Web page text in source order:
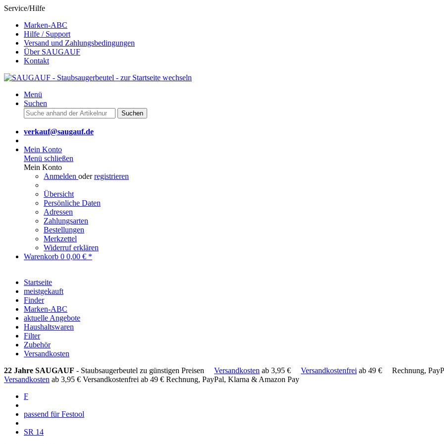
Service/Hilfe
Marken-ABC
Hilfe / Support
Versand und Zahlungsbedingungen
Über SAUGAUF
Kontakt
Menü
Suchen
Suchen
verkauf@saugauf.de
Mein Konto
Menü schließen
Mein Konto
Anmelden oderregistrieren
Übersicht
Persönliche Daten
Adressen
Zahlungsarten
Bestellungen
Merkzettel
Widerruf erklären
Warenkorb 0 0,00 € *
Startseite
meistgekauft
Finder
Marken-ABC
aktuelle Angebote
Haushaltswaren
Filter
Zubehör
Versandkosten
22 Jahre SAUGAUF - Staubsaugerbeutel zu günstigen Preisen Versandkosten ab 3,95 € Versandkostenfrei ab 49 €
Rechnung,
Versandkosten ab 3,95 € Versandkostenfrei ab 49 € Rechnung, PayPal, Klarna & Amazon Pay
F
passend für Festool
SR 14